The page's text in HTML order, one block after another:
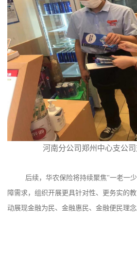
河南分公司郑州中心支公
后续，华农保险将持续聚焦"一老一
障需求，组织开展更具针对性、更务实的
动展现金融为民、金融惠民、金融便民理念